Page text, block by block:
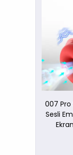
007 Pro
Sesli